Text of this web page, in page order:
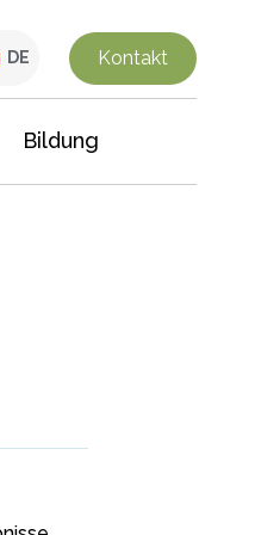
DE Kontakt
Bildung